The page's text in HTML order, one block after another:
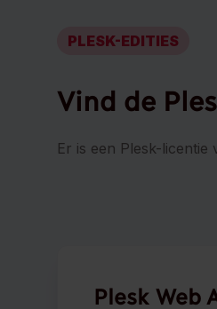
PLESK-EDITIES
Vind de
Er is een Plesk-licentie
Plesk Web